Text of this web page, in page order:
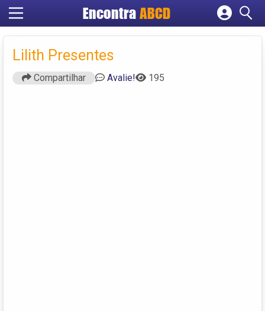
EncontraABCD
Cadastrar empresa
Lilith Presentes
Compartilhar Avalie! 195